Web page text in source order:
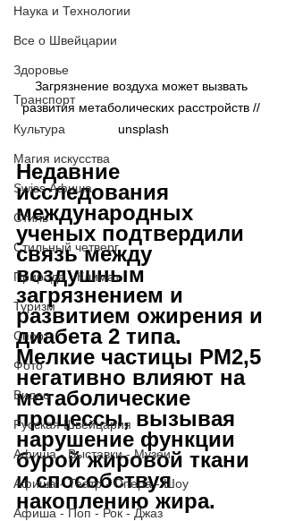
Наука и Технологии
Все о Швейцарии
Здоровье
Транспорт
Культура
Магия искусства
Swiss Афиша
Стиль
Стильный четверг
Природа - Климат
Туризм
Спорт
Фото
Видео
Русская Швейцария
Афиша - Выставки - Музеи
Афиша - Театр - Опера - Шоу
Афиша - Поп - Рок - Джаз
Загрязнение воздуха может вызвать
развития метаболических расстройств //
unsplash
Недавние
исследования
международных
ученых подтвердили
связь между
воздушным
загрязнением и
развитием ожирения и
диабета 2 типа.
Мелкие частицы PM2,5
негативно влияют на
метаболические
процессы, вызывая
нарушение функции
бурой жировой ткани
и способствуя
накоплению жира.